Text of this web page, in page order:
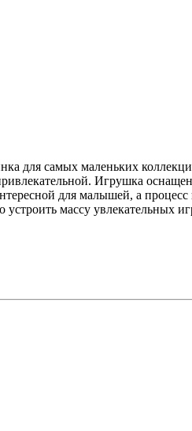
для самых маленьких
Игрушка
для малышей, а
массу увлекательных